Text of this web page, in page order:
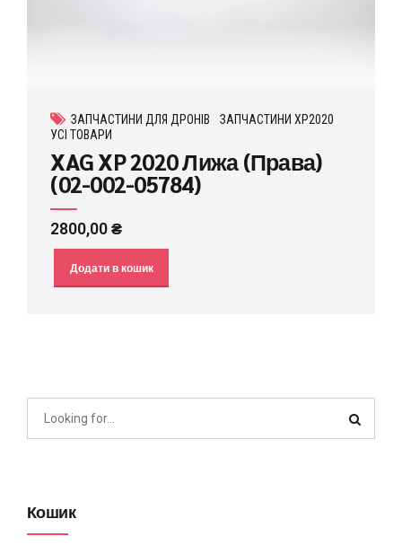
ЗАПЧАСТИНИ ДЛЯ ДРОНІВ
ЗАПЧАСТИНИ XP2020
УСІ ТОВАРИ
XAG XP 2020 Лижа (Права)
(02-002-05784)
2800,00₴
Додати в кошик
Кошик